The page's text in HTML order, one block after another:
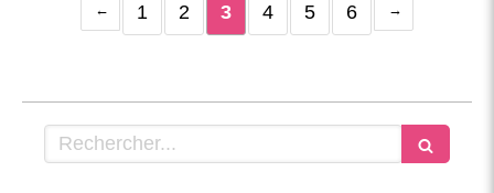
1 2 3 4 5 6
Rechercher